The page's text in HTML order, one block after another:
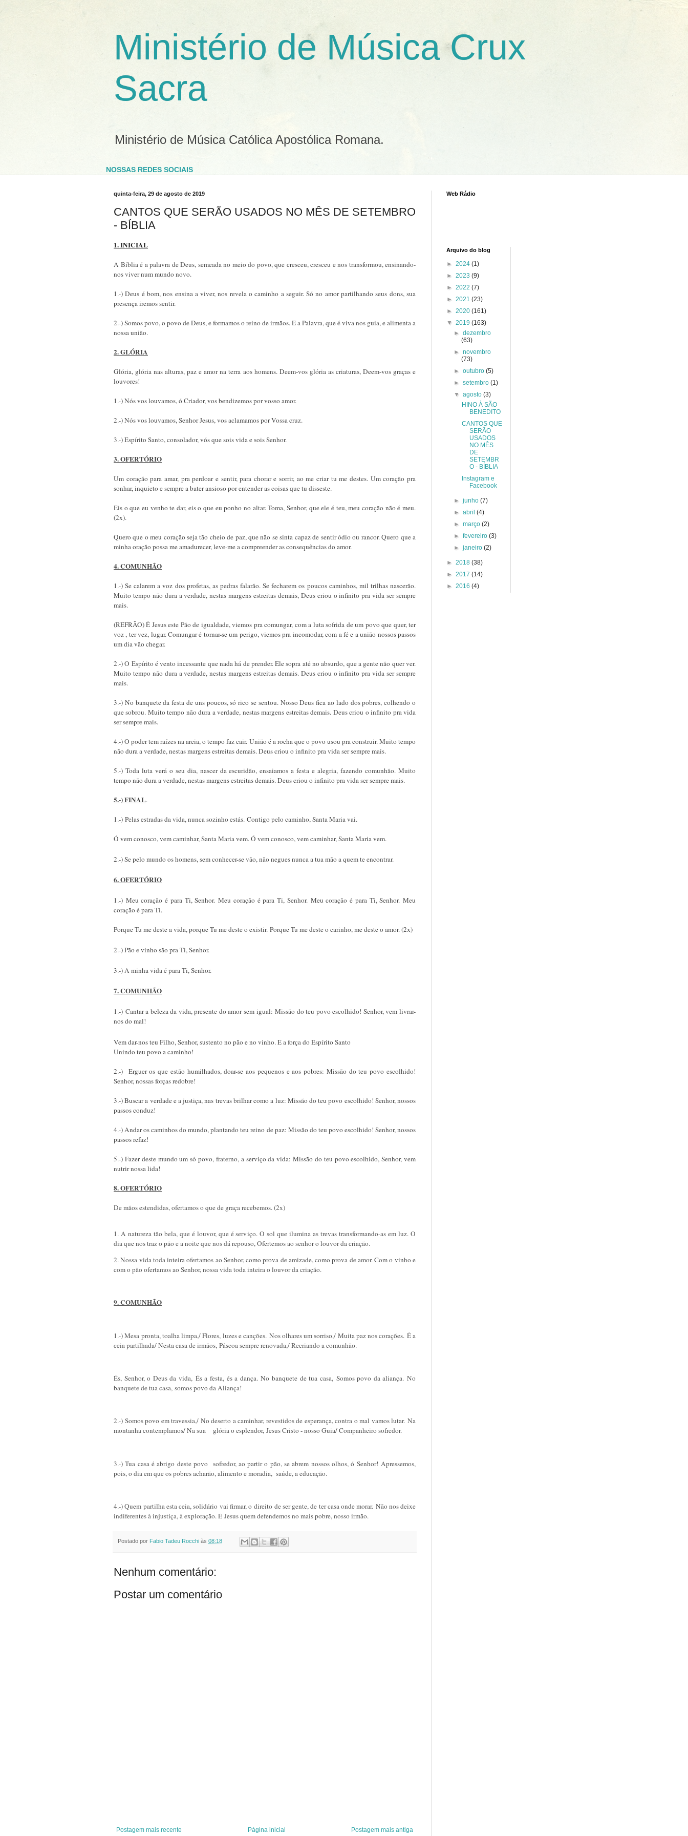
Ministério de Música Crux
Sacra
Ministério de Música Católica Apostólica Romana.
NOSSAS REDES SOCIAIS
quinta-feira, 29 de agosto de 2019
CANTOS QUE SERÃO USADOS NO MÊS DE SETEMBRO
- BÍBLIA
1. INICIAL
A Bíblia é a palavra de Deus, semeada no meio do povo, que cresceu, cresceu e nos transformou, ensinando-
nos viver num mundo novo.
1.-) Deus é bom, nos ensina a viver, nos revela o caminho a seguir. Só no amor partilhando seus dons, sua
presença iremos sentir.
2.-) Somos povo, o povo de Deus, e formamos o reino de irmãos. E a Palavra, que é viva nos guia, e alimenta a
nossa união.
2. GLÓRIA
Glória, glória nas alturas, paz e amor na terra aos homens. Deem-vos glória as criaturas, Deem-vos graças e
louvores!
1.-) Nós vos louvamos, ó Criador, vos bendizemos por vosso amor.
2.-) Nós vos louvamos, Senhor Jesus, vos aclamamos por Vossa cruz.
3.-) Espírito Santo, consolador, vós que sois vida e sois Senhor.
3. OFERTÓRIO
Um coração para amar, pra perdoar e sentir, para chorar e sorrir, ao me criar tu me destes. Um coração pra
sonhar, inquieto e sempre a bater ansioso por entender as coisas que tu disseste.
Eis o que eu venho te dar, eis o que eu ponho no altar. Toma, Senhor, que ele é teu, meu coração não é meu.
(2x).
Quero que o meu coração seja tão cheio de paz, que não se sinta capaz de sentir ódio ou rancor. Quero que a
minha oração possa me amadurecer, leve-me a compreender as consequências do amor.
4. COMUNHÃO
1.-) Se calarem a voz dos profetas, as pedras falarão. Se fecharem os poucos caminhos, mil trilhas nascerão.
Muito tempo não dura a verdade, nestas margens estreitas demais, Deus criou o infinito pra vida ser sempre
mais.
(REFRÃO) É Jesus este Pão de igualdade, viemos pra comungar, com a luta sofrida de um povo que quer, ter
voz , ter vez, lugar. Comungar é tornar-se um perigo, viemos pra incomodar, com a fé e a união nossos passos
um dia vão chegar.
2.-) O Espírito é vento incessante que nada há de prender. Ele sopra até no absurdo, que a gente não quer ver.
Muito tempo não dura a verdade, nestas margens estreitas demais. Deus criou o infinito pra vida ser sempre
mais.
3.-) No banquete da festa de uns poucos, só rico se sentou. Nosso Deus fica ao lado dos pobres, colhendo o
que sobrou. Muito tempo não dura a verdade, nestas margens estreitas demais. Deus criou o infinito pra vida
ser sempre mais.
4.-) O poder tem raízes na areia, o tempo faz cair. União é a rocha que o povo usou pra construir. Muito tempo
não dura a verdade, nestas margens estreitas demais. Deus criou o infinito pra vida ser sempre mais.
5.-) Toda luta verá o seu dia, nascer da escuridão, ensaiamos a festa e alegria, fazendo comunhão. Muito
tempo não dura a verdade, nestas margens estreitas demais. Deus criou o infinito pra vida ser sempre mais.
5.-) FINAL.
1.-) Pelas estradas da vida, nunca sozinho estás. Contigo pelo caminho, Santa Maria vai.
Ó vem conosco, vem caminhar, Santa Maria vem. Ó vem conosco, vem caminhar, Santa Maria vem.
2.-) Se pelo mundo os homens, sem conhecer-se vão, não negues nunca a tua mão a quem te encontrar.
6. OFERTÓRIO
1.-) Meu coração é para Ti, Senhor. Meu coração é para Ti, Senhor. Meu coração é para Ti, Senhor. Meu
coração é para Ti.
Porque Tu me deste a vida, porque Tu me deste o existir. Porque Tu me deste o carinho, me deste o amor. (2x)
2.-) Pão e vinho são pra Ti, Senhor.
3.-) A minha vida é para Ti, Senhor.
7. COMUNHÃO
1.-) Cantar a beleza da vida, presente do amor sem igual: Missão do teu povo escolhido! Senhor, vem livrar-
nos do mal!
Vem dar-nos teu Filho, Senhor, sustento no pão e no vinho. E a força do Espírito Santo
Unindo teu povo a caminho!
2.-) Erguer os que estão humilhados, doar-se aos pequenos e aos pobres: Missão do teu povo escolhido!
Senhor, nossas forças redobre!
3.-) Buscar a verdade e a justiça, nas trevas brilhar como a luz: Missão do teu povo escolhido! Senhor, nossos
passos conduz!
4.-) Andar os caminhos do mundo, plantando teu reino de paz: Missão do teu povo escolhido! Senhor, nossos
passos refaz!
5.-) Fazer deste mundo um só povo, fraterno, a serviço da vida: Missão do teu povo escolhido, Senhor, vem
nutrir nossa lida!
8. OFERTÓRIO
De mãos estendidas, ofertamos o que de graça recebemos. (2x)
1. A natureza tão bela, que é louvor, que é serviço. O sol que ilumina as trevas transformando-as em luz. O
dia que nos traz o pão e a noite que nos dá repouso, Ofertemos ao senhor o louvor da criação.
2. Nossa vida toda inteira ofertamos ao Senhor, como prova de amizade, como prova de amor. Com o vinho e
com o pão ofertamos ao Senhor, nossa vida toda inteira o louvor da criação.
9. COMUNHÃO
1.-) Mesa pronta, toalha limpa,/ Flores, luzes e canções. Nos olhares um sorriso,/ Muita paz nos corações. É a
ceia partilhada/ Nesta casa de irmãos, Páscoa sempre renovada,/ Recriando a comunhão.
És, Senhor, o Deus da vida, És a festa, és a dança.No banquete de tua casa, Somos povo da aliança.No
banquete de tua casa, somos povo da Aliança!
2.-) Somos povo em travessia,/ No deserto a caminhar, revestidos de esperança, contra o mal vamos lutar.Na
montanha contemplamos/ Na sua glória o esplendor, Jesus Cristo - nosso Guia/ Companheiro sofredor.
3.-) Tua casa é abrigo deste povo sofredor, ao partir o pão, se abrem nossos olhos, ó Senhor!Apressemos,
pois, o dia em que os pobres acharão, alimento e moradia, saúde, a educação.
4.-) Quem partilha esta ceia, solidário vai firmar, odireito de ser gente, de ter casa onde morar. Não nos deixe
indiferentes à injustiça, à exploração. É Jesus quem defendemos no mais pobre, nosso irmão.
Postado por Fabio Tadeu Rocchi às 08:18
Nenhum comentário:
Postar um comentário
Postagem mais recente Postagem mais antiga
Página inicial
Web Rádio
Arquivo do blog
► 2024 (1)
► 2023 (9)
► 2022 (7)
► 2021 (23)
► 2020 (161)
▼ 2019 (163)
►dezembro
(63)
►novembro
(73)
►outubro(5)
►setembro(1)
▼agosto(3)
HINO À SÃO
BENEDITO
CANTOS QUE
SERÃO
USADOS
NO MÊS
DE
SETEMBR
O - BÍBLIA
Instagram e
Facebook
►junho(7)
►abril(4)
►março(2)
►fevereiro(3)
►janeiro(2)
► 2018 (38)
► 2017 (14)
► 2016 (4)